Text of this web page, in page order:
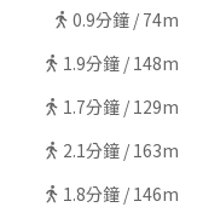
0.9分鐘 / 74m
1.9分鐘 / 148m
1.7分鐘 / 129m
2.1分鐘 / 163m
1.8分鐘 / 146m